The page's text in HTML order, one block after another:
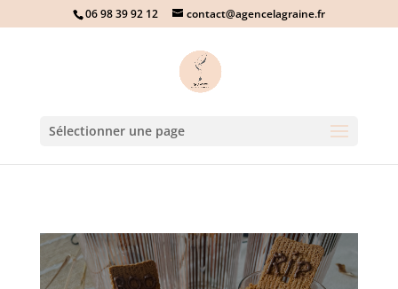
06 98 39 92 12 contact@agencelagraine.fr
Sélectionner une page